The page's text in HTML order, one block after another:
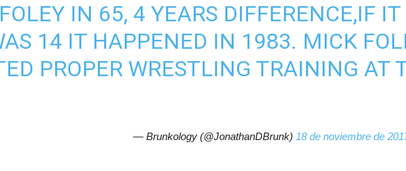
IN 65, 4 YEARS DIFFERENCE,IF
14 IT HAPPENED IN 1983. MICK
PROPER WRESTLING TRAINING AT
— Brunkology (@JonathanDBrunk) 18 de noviembre de